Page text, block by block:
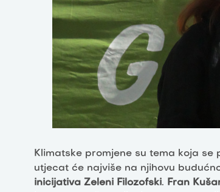
Klimatske promjene su tema koja
utjecat će najviše na njihovu
inicijativa Zeleni Filozofski. Fran